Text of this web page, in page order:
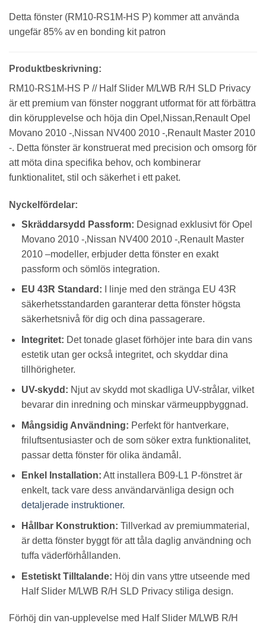
Detta fönster (RM10-RS1M-HS P) kommer att använda
ungefär 85% av en bonding kit patron
Produktbeskrivning:
RM10-RS1M-HS P // Half Slider M/LWB R/H SLD Privacy
är ett premium van fönster noggrant utformat för att förbättra
din körupplevelse och höja din Opel,Nissan,Renault Opel
Movano 2010 -,Nissan NV400 2010 -,Renault Master 2010
-. Detta fönster är konstruerat med precision och omsorg för
att möta dina specifika behov, och kombinerar
funktionalitet, stil och säkerhet i ett paket.
Nyckelfördelar:
Skräddarsydd Passform: Designad exklusivt för Opel
Movano 2010 -,Nissan NV400 2010 -,Renault Master
2010 –modeller, erbjuder detta fönster en exakt
passform och sömlös integration.
EU 43R Standard: I linje med den stränga EU 43R
säkerhetsstandarden garanterar detta fönster högsta
säkerhetsnivå för dig och dina passagerare.
Integritet: Det tonade glaset förhöjer inte bara din vans
estetik utan ger också integritet, och skyddar dina
tillhörigheter.
UV-skydd: Njut av skydd mot skadliga UV-strålar, vilket
bevarar din inredning och minskar värmeuppbyggnad.
Mångsidig Användning: Perfekt för hantverkare,
friluftsentusiaster och de som söker extra funktionalitet,
passar detta fönster för olika ändamål.
Enkel Installation: Att installera B09-L1 P-fönstret är
enkelt, tack vare dess användarvänliga design och
detaljerade instruktioner.
Hållbar Konstruktion: Tillverkad av premiummaterial,
är detta fönster byggt för att tåla daglig användning och
tuffa väderförhållanden.
Estetiskt Tilltalande: Höj din vans yttre utseende med
Half Slider M/LWB R/H SLD Privacy stiliga design.
Förhöj din van-upplevelse med Half Slider M/LWB R/H